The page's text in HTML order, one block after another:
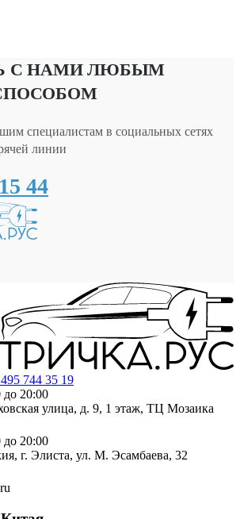
С НАМИ ЛЮБЫМ
специалистам в социальных сетях
линии
44
744 35 19
до 20:00
улица, д. 9, 1 этаж, ТЦ Мозаика
до 20:00
г. Элиста, ул. М. Эсамбаева, 32